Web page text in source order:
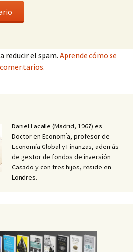
reducir el spam. Aprende cómo se
Daniel Lacalle (Madrid, 1967) es
Doctor en Economía, profesor de
Economía Global y Finanzas, además
de gestor de fondos de inversión.
Casado y con tres hijos, reside en
Londres.